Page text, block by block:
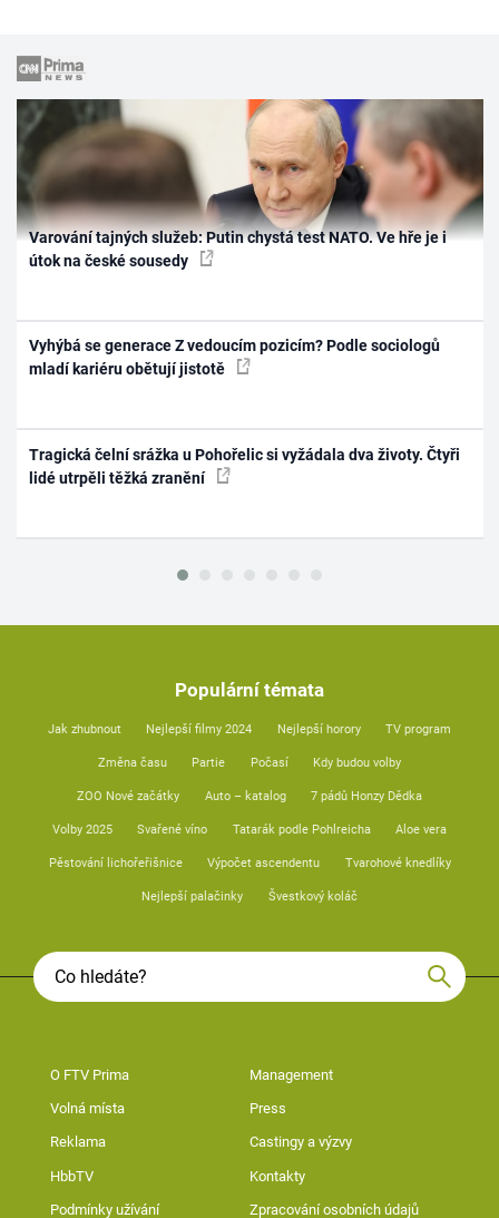
Varování tajných služeb: Putin chystá test NATO. Ve hře je i
útok na české sousedy
Vyhýbá se generace Z vedoucím pozicím? Podle sociologů
mladí kariéru obětují jistotě
Tragická čelní srážka u Pohořelic si vyžádala dva životy. Čtyři
lidé utrpěli těžká zranění
Populární témata
Jak zhubnout Nejlepší filmy 2024 Nejlepší horory TV program
Změna času Partie Počasí Kdy budou volby
ZOO Nové začátky Auto – katalog 7 pádů Honzy Dědka
Volby 2025 Svařené víno Tatarák podle Pohlreicha Aloe vera
Pěstování lichořeřišnice Výpočet ascendentu Tvarohové knedlíky
Nejlepší palačinky Švestkový koláč
O FTV Prima Management
Volná místa Press
Reklama Castingy a výzvy
HbbTV Kontakty
Podmínky užívání Zpracování osobních údajů